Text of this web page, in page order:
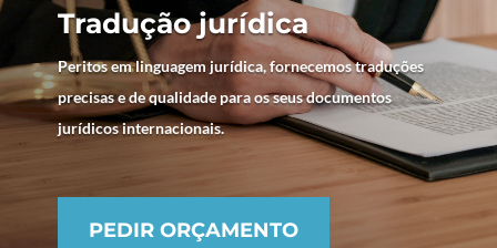
Tradução jurídica
Peritos em linguagem jurídica, fornecemos traduções
precisas e de qualidade para os seus documentos
jurídicos internacionais.
PEDIR ORÇAMENTO